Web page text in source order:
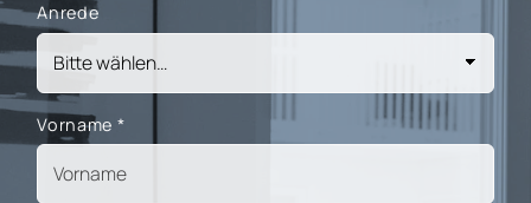
Anrede
Vorname *